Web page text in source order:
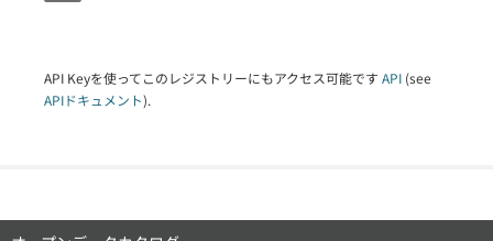
API Keyを使ってこのレジストリーにもアクセス可能です API (see
APIドキュメント).